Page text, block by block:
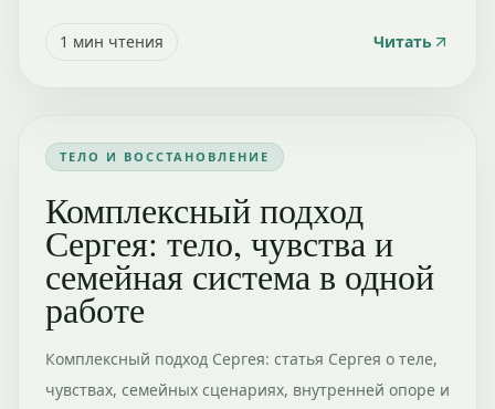
1 мин чтения Читать
ТЕЛО И ВОССТАНОВЛЕНИЕ
Комплексный подход
Сергея: тело, чувства и
семейная система в одной
работе
Комплексный подход Сергея: статья Сергея о теле,
чувствах, семейных сценариях, внутренней опоре и